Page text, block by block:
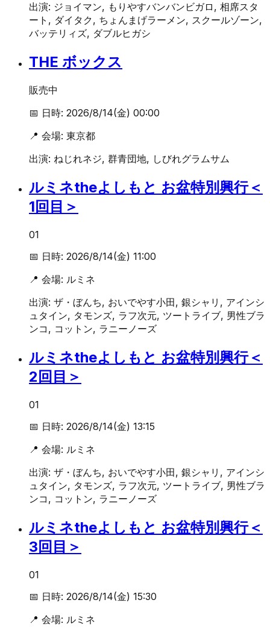
出演: ジョイマン, もりやすバンバンビガロ, 相席スタ
ート, ダイタク, ちょんまげラーメン, スクールゾーン,
バッテリィズ, ダブルヒガシ
THE ボックス
販売中
📅 日時: 2026/8/14(金) 00:00
📍 会場: 東京都
出演: ねじれネジ, 群青団地, しびれグラムサム
ルミネtheよしもと お盆特別興行＜
1回目＞
01
📅 日時: 2026/8/14(金) 11:00
📍 会場: ルミネ
出演: ザ・ぼんち, おいでやす小田, 銀シャリ, アインシ
ュタイン, タモンズ, ラフ次元, ツートライブ, 男性ブラ
ンコ, コットン, ラニーノーズ
ルミネtheよしもと お盆特別興行＜
2回目＞
01
📅 日時: 2026/8/14(金) 13:15
📍 会場: ルミネ
出演: ザ・ぼんち, おいでやす小田, 銀シャリ, アインシ
ュタイン, タモンズ, ラフ次元, ツートライブ, 男性ブラ
ンコ, コットン, ラニーノーズ
ルミネtheよしもと お盆特別興行＜
3回目＞
01
📅 日時: 2026/8/14(金) 15:30
📍 会場: ルミネ